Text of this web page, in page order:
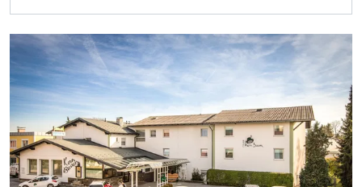
Für 4 Tage p.P. ab226,00 €
Dreibettzimmer